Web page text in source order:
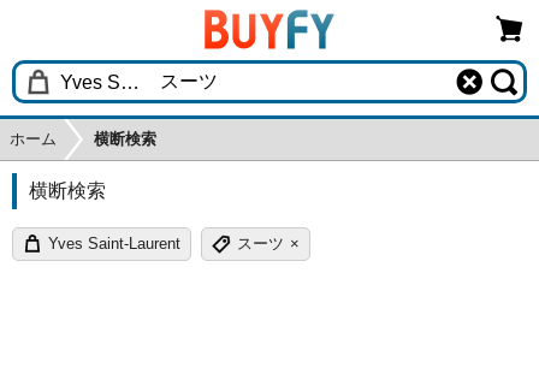
ホーム 横断検索
横断検索
Yves Saint-Laurent スーツ ×